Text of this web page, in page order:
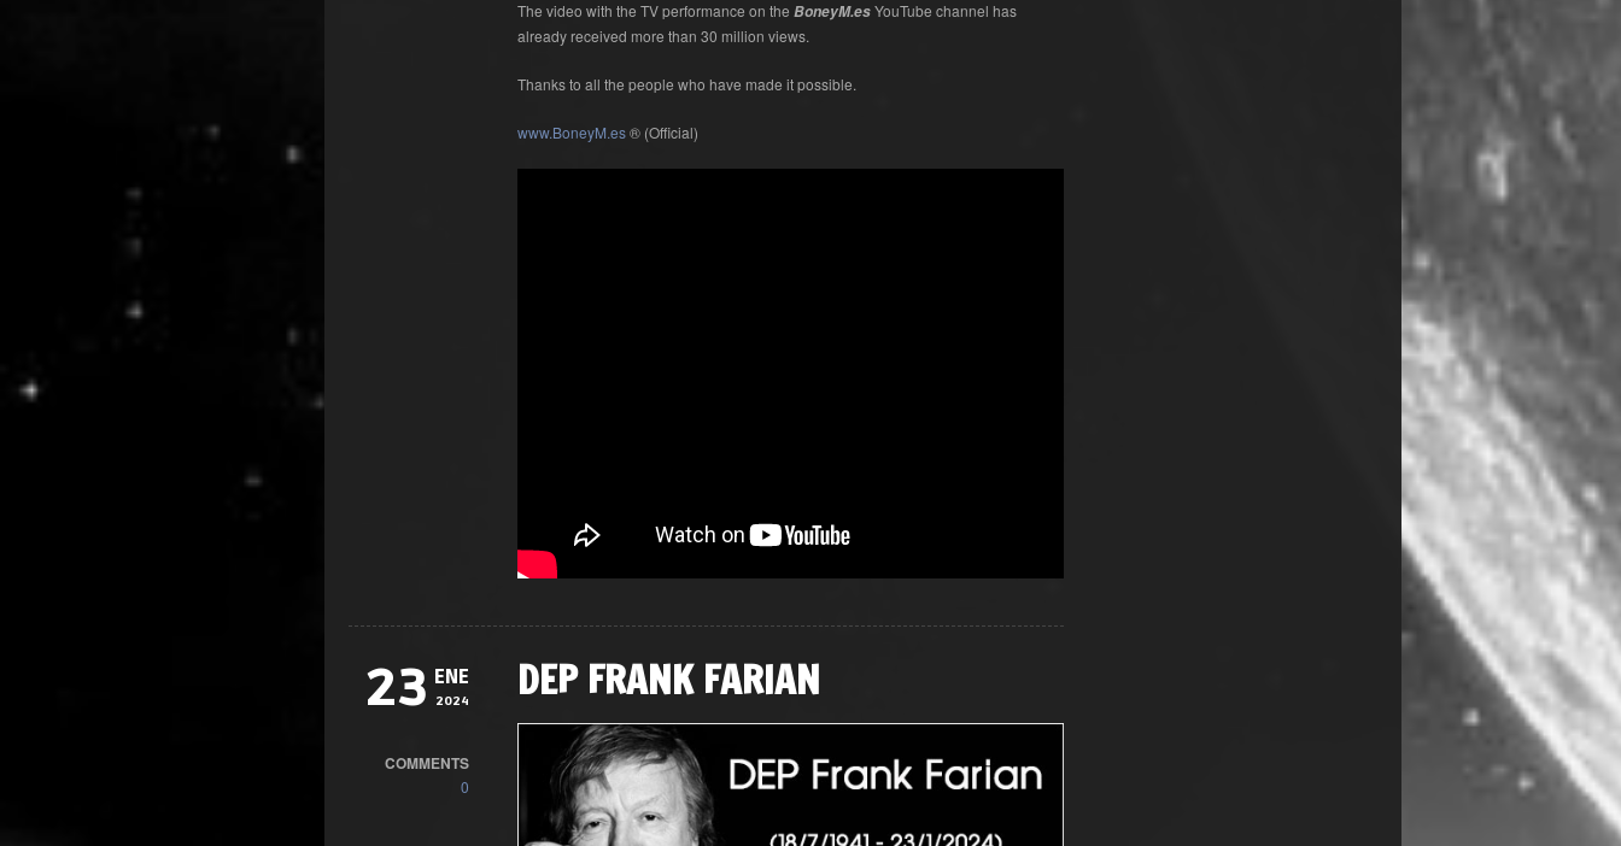
The video with the TV performance on the BoneyM.esYouTube channel has
already received more than 30 million views.
Thanks to all the people who have made it possible.
www.BoneyM.es® (Official)
23 ENE
2024
COMMENTS
0
DEP FRANK FARIAN